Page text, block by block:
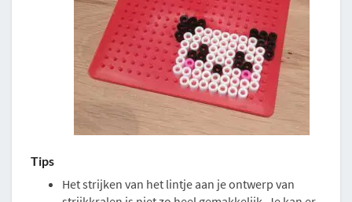
Tips
Het strijken van het lintje aan je ontwerp van